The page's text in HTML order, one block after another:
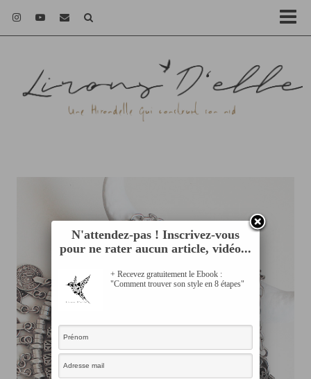
N'attendez-pas ! Inscrivez-vous
pour ne rater aucun article, vidéo...
+ Recevez gratuitement le Ebook :
"Comment trouver son style en 8 étapes"